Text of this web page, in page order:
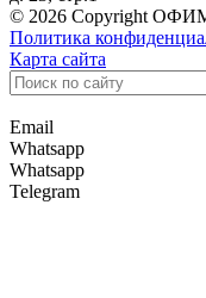
© 2026 Copyright
Политика
Карта сайта
Email
Whatsapp
Whatsapp
Telegram